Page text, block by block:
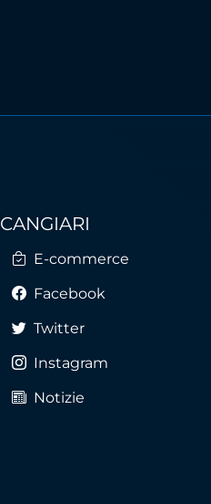
CANGIARI
E-commerce
Facebook
Twitter
Instagram
Notizie